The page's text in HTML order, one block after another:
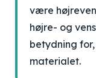
være
højre- og
betydning
materialet.